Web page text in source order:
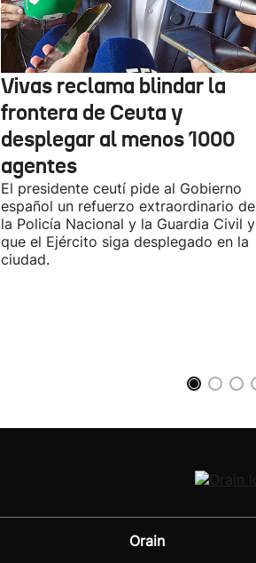
Vivas reclama blindar la
frontera de Ceuta y
desplegar al menos 1000
agentes
El presidente ceutí pide al Gobierno
español un refuerzo extraordinario de
la Policía Nacional y la Guardia Civil y
que el Ejército siga desplegado en la
ciudad.
Orain